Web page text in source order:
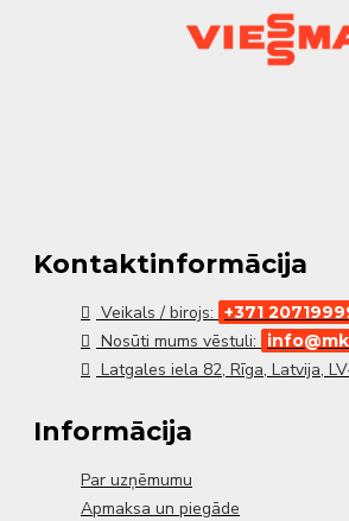
Gaisa kvalitāte un
A++ (apkure)
Kontaktinformācija
Veikals / birojs: +371
Nosūti mums vēstuli:
Latgales iela 82, Rīga, Latvija,
Informācija
Par uzņēmumu
Apmaksa un piegāde